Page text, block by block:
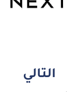
التالي